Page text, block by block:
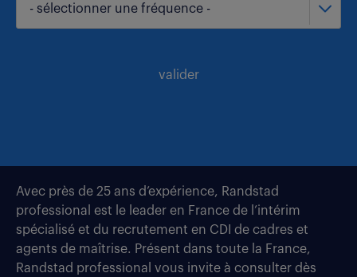
- sélectionner une fréquence -
valider
Avec près de 25 ans d’expérience, Randstad
professional est le leader en France de l’intérim
spécialisé et du recrutement en CDI de cadres et
agents de maîtrise. Présent dans toute la France,
Randstad professional vous invite à consulter dès